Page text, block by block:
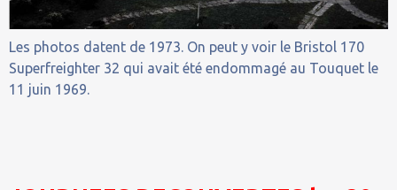
Les photos datent de 1973. On peut y voir le Bristol 170
Superfreighter 32 qui avait été endommagé au Touquet le
11 juin 1969.